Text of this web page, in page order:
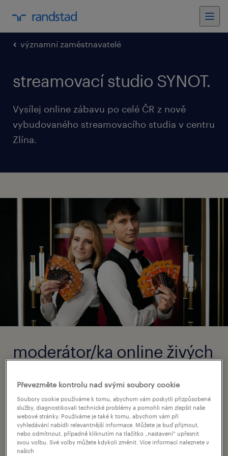
významní zaměstnavatelé
streamovací studio SYNOT.
Vysílej online zábavu po celé ČR z nově
vybudovaného streamovacího studia v centru
Zlína.
moderátor/ka online živých
(blackjack, ruleta, poker)
mzda 180 Kč/h hrubého (plus příplatky)
prémie po odpracování 3 měsíců, 6
Převezměte kontrolu nad svými soubory cookie
Soubory cookie používáme k tomu, abychom vám poskytli přizpůsobené
služby, diagnostikovali technické problémy a pomohli nám zlepšit naše
webové stránky. Používáme je také k tomu, abychom vám při
vyhledávání nabídli relevantnější informace. Můžete je buď přijmout,
nebo odmítnout, případně kliknutím na tlačítko „nastavení“ upřesnit
svou volbu. Své volby můžete kdykoli změnit. Více informací naleznete v
našich